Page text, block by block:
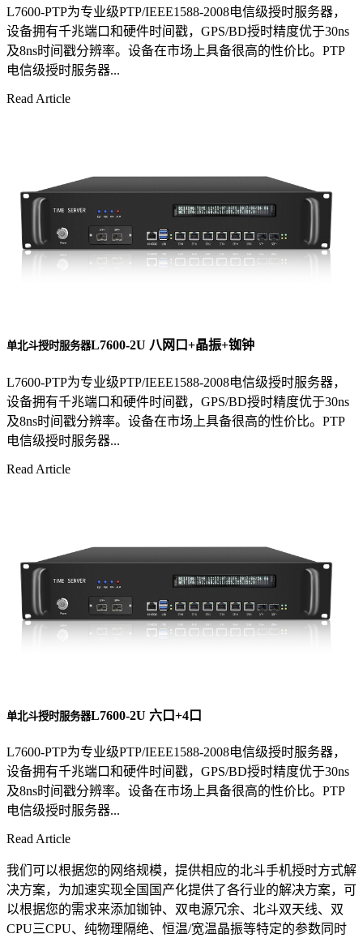
L7600-PTP为专业级PTP/IEEE1588-2008电信级授时服务器，
设备拥有千兆端口和硬件时间戳，GPS/BD授时精度优于30ns
及8ns时间戳分辨率。设备在市场上具备很高的性价比。PTP
电信级授时服务器...
Read Article
单北斗授时服务器L7600-2U 八网口+晶振+铷钟
L7600-PTP为专业级PTP/IEEE1588-2008电信级授时服务器，
设备拥有千兆端口和硬件时间戳，GPS/BD授时精度优于30ns
及8ns时间戳分辨率。设备在市场上具备很高的性价比。PTP
电信级授时服务器...
Read Article
单北斗授时服务器L7600-2U 六口+4口
L7600-PTP为专业级PTP/IEEE1588-2008电信级授时服务器，
设备拥有千兆端口和硬件时间戳，GPS/BD授时精度优于30ns
及8ns时间戳分辨率。设备在市场上具备很高的性价比。PTP
电信级授时服务器...
Read Article
我们可以根据您的网络规模，提供相应的北斗手机授时方式解
决方案，为加速实现全国国产化提供了各行业的解决方案，可
以根据您的需求来添加铷钟、双电源冗余、北斗双天线、双
CPU三CPU、纯物理隔绝、恒温/宽温晶振等特定的参数同时